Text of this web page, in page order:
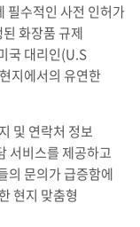
필수적인 사전 인허가
화장품 규제
국 대리인(U.S
지에서의 유연한
및 연락처 정보
서비스를 제공하고
의 문의가 급증함에
현지 맞춤형